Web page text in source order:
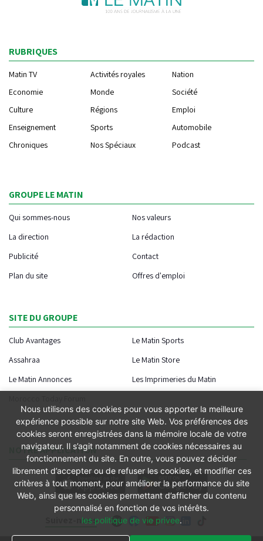
Suivez-nous
RUBRIQUES
Matin TV Activités royales
Nation
Economie
Monde
Société
Culture
Régions
Emploi
Enseignement
Sports
Automobile
Chroniques
Nos Spéciaux Podcast
GROUPE LE MATIN
Qui sommes-nous
Nos valeurs
La direction
La rédaction
Publicité
Contact
Plan du site
Offres d'emploi
SITE DU GROUPE
Club Avantages
Le Matin Sports
Assahraa
Le Matin Store
Le Matin Annonces
Les Imprimeries du Matin
NOTRE APPLICATION
Nous utilisons des cookies pour vous apporter la meilleure
expérience possible sur notre site Web. Vos préférences des
cookies seront enregistrées dans la mémoire locale de votre
navigateur. Il s’agit notamment de cookies nécessaires au
fonctionnement du site. En outre, vous pouvez décider
librement d’accepter ou de refuser les cookies, et modifier ces
critères à tout moment, pour améliorer la performance du site
Web, ainsi que les cookies permettant d’afficher du contenu
personnalisé en fonction de vos intérêts.
les politique de vie privee.